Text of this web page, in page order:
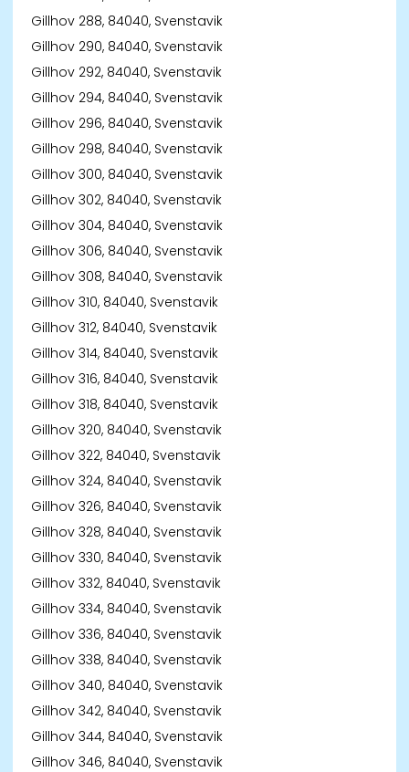
Gillhov 288, 84040, Svenstavik
Gillhov 290, 84040, Svenstavik
Gillhov 292, 84040, Svenstavik
Gillhov 294, 84040, Svenstavik
Gillhov 296, 84040, Svenstavik
Gillhov 298, 84040, Svenstavik
Gillhov 300, 84040, Svenstavik
Gillhov 302, 84040, Svenstavik
Gillhov 304, 84040, Svenstavik
Gillhov 306, 84040, Svenstavik
Gillhov 308, 84040, Svenstavik
Gillhov 310, 84040, Svenstavik
Gillhov 312, 84040, Svenstavik
Gillhov 314, 84040, Svenstavik
Gillhov 316, 84040, Svenstavik
Gillhov 318, 84040, Svenstavik
Gillhov 320, 84040, Svenstavik
Gillhov 322, 84040, Svenstavik
Gillhov 324, 84040, Svenstavik
Gillhov 326, 84040, Svenstavik
Gillhov 328, 84040, Svenstavik
Gillhov 330, 84040, Svenstavik
Gillhov 332, 84040, Svenstavik
Gillhov 334, 84040, Svenstavik
Gillhov 336, 84040, Svenstavik
Gillhov 338, 84040, Svenstavik
Gillhov 340, 84040, Svenstavik
Gillhov 342, 84040, Svenstavik
Gillhov 344, 84040, Svenstavik
Gillhov 346, 84040, Svenstavik